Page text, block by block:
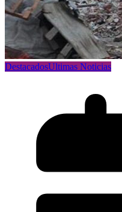
DestacadosUltimas Noticias